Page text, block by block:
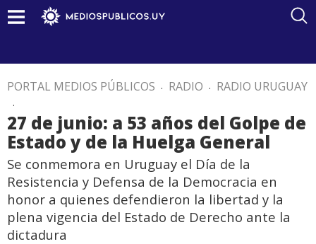
PORTAL MEDIOS PÚBLICOS . RADIO . RADIO URUGUAY
.
27 de junio: a 53 años del Golpe de
Estado y de la Huelga General
Se conmemora en Uruguay el Día de la
Resistencia y Defensa de la Democracia en
honor a quienes defendieron la libertad y la
plena vigencia del Estado de Derecho ante la
dictadura